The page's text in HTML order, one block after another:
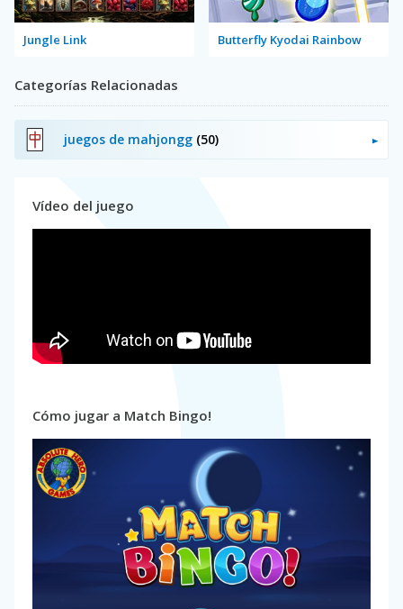
Jungle Link Butterfly Kyodai Rainbow
Categorías Relacionadas
juegos de mahjongg (50)
Vídeo del juego
Cómo jugar a Match Bingo!